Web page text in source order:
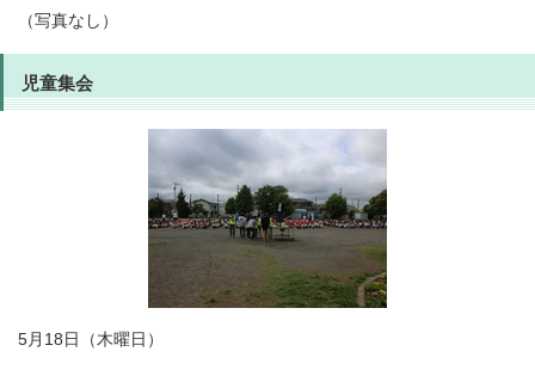
（写真なし）
児童集会
5月18日（木曜日）